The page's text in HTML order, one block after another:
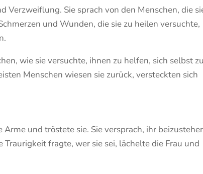
Verzweiflung. Sie sprach von den Menschen, die
und Wunden, die sie zu heilen versuchte,
wie sie versuchte, ihnen zu helfen, sich selbst zu
Menschen wiesen sie zurück, versteckten sich
und tröstete sie. Sie versprach, ihr
fragte, wer sie sei, lächelte die Frau und